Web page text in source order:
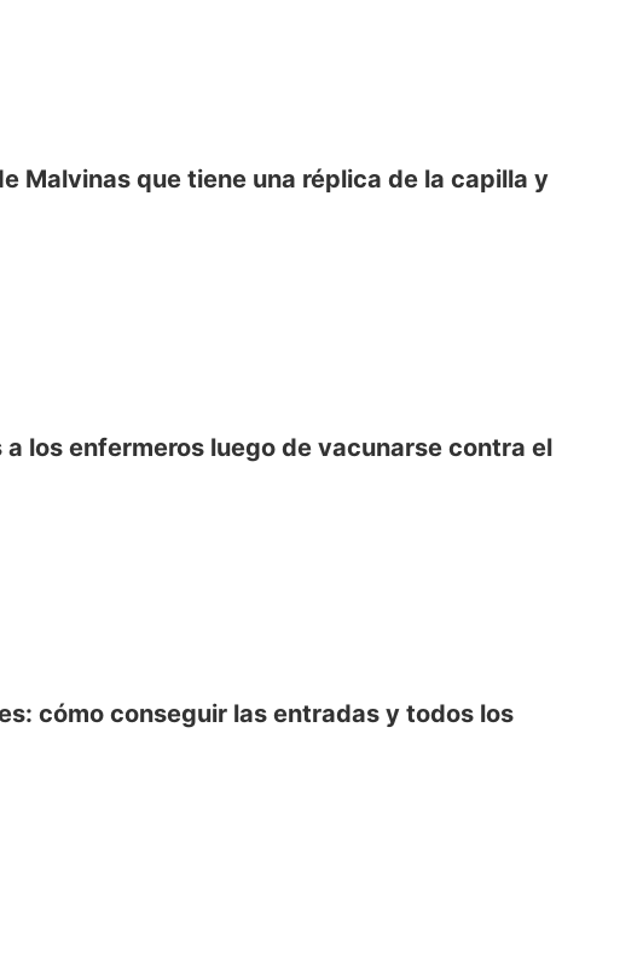
Malvinas que tiene una réplica de la capilla y
los enfermeros luego de vacunarse contra el
cómo conseguir las entradas y todos los